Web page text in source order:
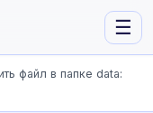
☰
файл в папке data: